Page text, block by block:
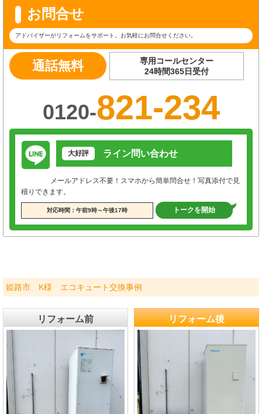
お問合せ
アドバイザーがリフォームをサポート。お気軽にお問合せください。
通話無料
専用コールセンター
24時間365日受付
0120-821-234
大好評 ライン問い合わせ
メールアドレス不要！スマホから簡単問合せ！写真添付で見
積りできます。
対応時間：午前9時～午後17時 トークを開始
姫路市 K様 エコキュート交換事例
リフォーム前 リフォーム後